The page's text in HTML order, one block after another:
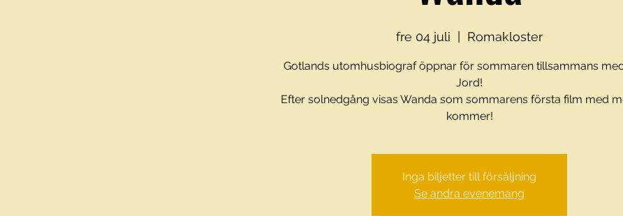
fre 04 juli Romakloster
Gotlands utomhusbiograf öppnar för sommaren tillsammans
Jord!
Efter solnedgång visas Wanda som sommarens första film med
Inga biljetter till försäljning
Se andra evenemang